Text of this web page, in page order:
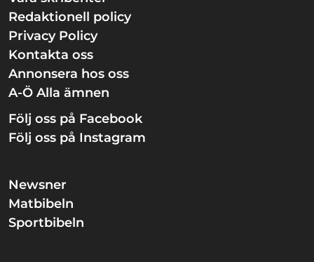
Redaktionell policy
Privacy Policy
Kontakta oss
Annonsera hos oss
A-Ö Alla ämnen
Följ oss på Facebook
Följ oss på Instagram
Newsner
Matbibeln
Sportbibeln